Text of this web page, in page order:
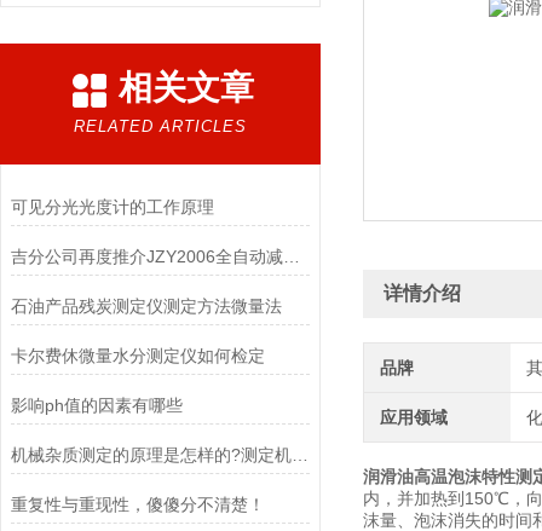
相关文章
RELATED ARTICLES
可见分光光度计的工作原理
吉分公司再度推介JZY2006全自动减压蒸馏测定仪
石油产品残炭测定仪测定方法微量法
卡尔费休微量水分测定仪如何检定
影响ph值的因素有哪些
机械杂质测定的原理是怎样的?测定机械杂质应注意哪些事项?
重复性与重现性，傻傻分不清楚！
详情介绍
品牌
应用领域
润滑油高温泡沫特性测
内，并加热到150℃，
沫量、泡沫消失的时间